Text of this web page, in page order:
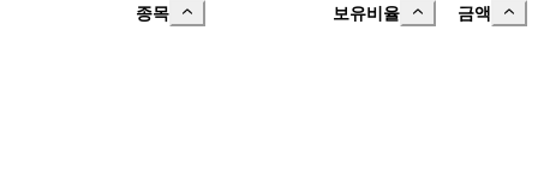
종목
보유비율 금액